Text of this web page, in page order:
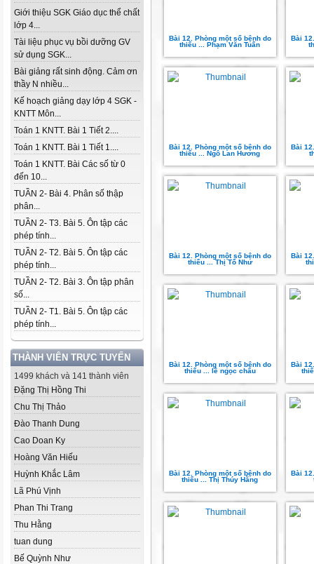
Giới thiệu SGK Giáo dục thể chất
lớp 4...
Tài liệu phục vụ bồi dưỡng GV
sử dụng SGK...
Bài giảng rất sinh động. Cảm ơn
thầy N nhiều...
Kế hoạch giảng dạy lớp 4 SGK -
KNTT Môn...
Toán 1 KNTT. Bài 1 Tiết 2....
Toán 1 KNTT. Bài 1 Tiết 1....
Toán 1 KNTT. Bài Các số từ 0
đến 10...
TUẦN 2- Bài 4. Phân số thập
phân...
TUẦN 2- T3. Bài 5. Ôn tập các
phép tính...
TUẦN 2- T2. Bài 5. Ôn tập các
phép tính...
TUẦN 2- T2. Bài 3. Ôn tập phân
số...
TUẦN 2- T1. Bài 5. Ôn tập các
phép tính...
THÀNH VIÊN TRỰC TUYẾN
1499 khách và 141 thành viên
Đặng Thị Hồng Thi
Chu Thị Thảo
Đào Thanh Dung
Cao Doan Ky
Hoàng Văn Hiếu
Huỳnh Khắc Lâm
Lã Phú Vịnh
Phan Thi Trang
Thu Hằng
tuan dung
Bế Quỳnh Như
Bài 12. Phòng một số bệnh do
thiếu ... Phạm Văn Tuấn
Bài
Bài 12. Phòng một số bệnh do
thiếu ... Ngô Lan Hương
Bài
Bài 12. Phòng một số bệnh do
thiếu ... Thị Tố Như
Bài
Bài 12. Phòng một số bệnh do
thiếu ... lê ngọc châu
Bài
Bài 12. Phòng một số bệnh do
thiếu ... Thị Thúy Hằng
Bài